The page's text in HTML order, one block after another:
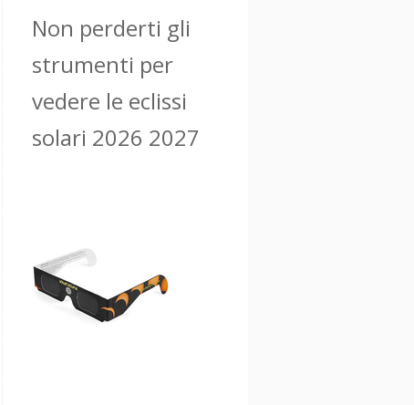
Non perderti gli
strumenti per
vedere le eclissi
solari 2026 2027